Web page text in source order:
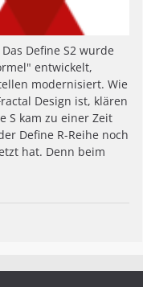
Define S2 wurde
entwickelt,
modernisiert. Wie
Design ist, klären
S kam zu einer Zeit
Define R-Reihe noch
hat. Denn beim